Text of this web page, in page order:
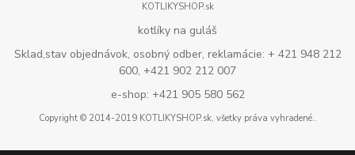
KOTLIKYSHOP.sk
kotlíky na guláš
Sklad,stav objednávok, osobný odber, reklamácie: + 421 948 212
600, +421 902 212 007
e-shop: +421 905 580 562
Copyright © 2014-2019 KOTLIKYSHOP.sk, všetky práva vyhradené..